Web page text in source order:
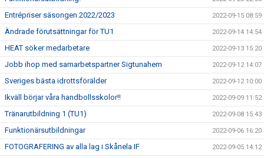
Entrépriser säsongen 2022/2023 2022-09-15 08:59
Ändrade förutsättningar för TU1 2022-09-14 14:54
HEAT söker medarbetare 2022-09-13 15:20
Jobb ihop med samarbetspartner Sigtunahem 2022-09-12 14:07
Sveriges bästa idrottsförälder 2022-09-12 10:00
Ikväll börjar våra handbollsskolor!! 2022-09-09 11:52
Tränarutbildning 1 (TU1) 2022-09-08 15:43
Funktionärsutbildningar 2022-09-06 16:20
FOTOGRAFERING av alla lag i Skånela IF 2022-09-05 14:12